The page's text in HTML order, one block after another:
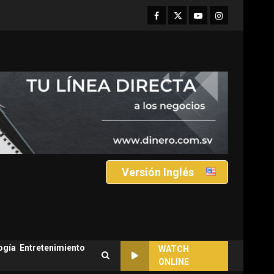
Facebook
TwitterYoutubeInstagram
Versión Inglés
Entretenimiento
WATCH
ONLINE